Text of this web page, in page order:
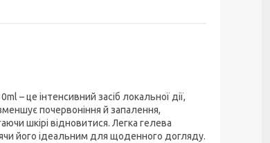
– це інтенсивний засіб локальної дії,
почервоніння й запалення,
шкірі відновитися. Легка гелева
його ідеальним для щоденного догляду.